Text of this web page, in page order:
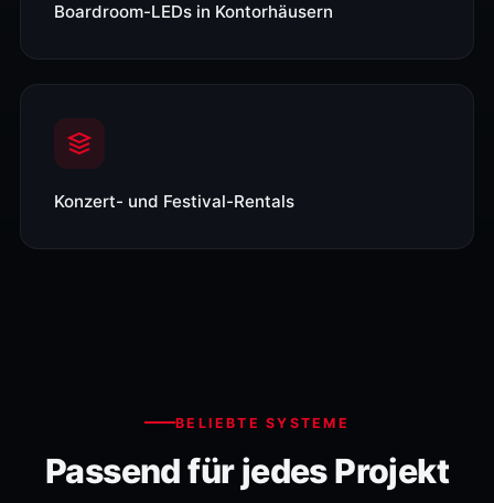
Boardroom-LEDs in Kontorhäusern
Konzert- und Festival-Rentals
BELIEBTE SYSTEME
Passend für jedes Projekt